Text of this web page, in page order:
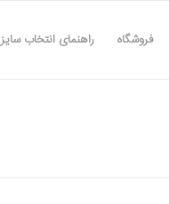
فروشگاه راهنمای انتخاب سایز